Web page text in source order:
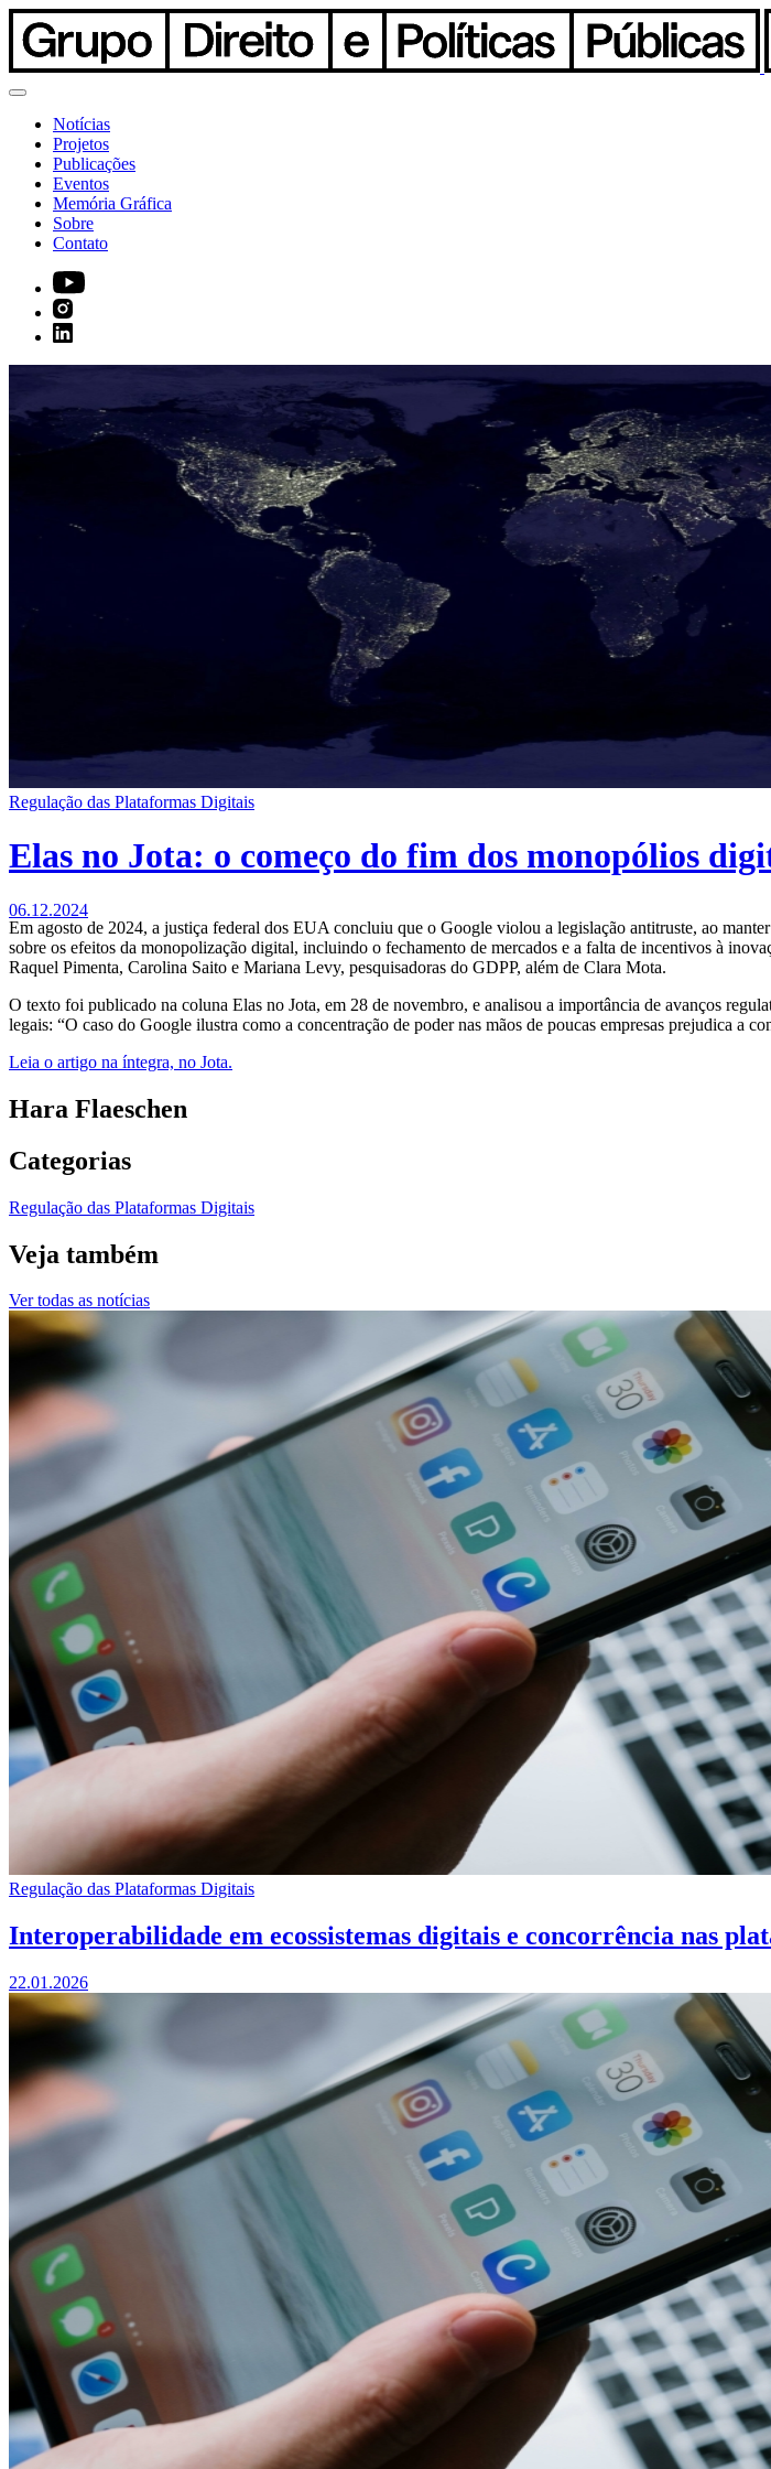
Notícias
Projetos
Publicações
Eventos
Memória Gráfica
Sobre
Contato
Regulação das Plataformas Digitais
Elas no Jota: o começo do fim dos monopólios
06.12.2024
Em agosto de 2024, a justiça federal dos EUA concluiu que o Google violou a legislação antitruste, ao
sobre os efeitos da monopolização digital, incluindo o fechamento de mercados e a falta de incentivos à
Raquel Pimenta, Carolina Saito e Mariana Levy, pesquisadoras do GDPP, além de Clara Mota.
O texto foi publicado na coluna Elas no Jota, em 28 de novembro, e analisou a importância de avanços
legais: “O caso do Google ilustra como a concentração de poder nas mãos de poucas empresas prejudica a
Leia o artigo na íntegra, no Jota.
Hara Flaeschen
Categorias
Regulação das Plataformas Digitais
Veja também
Ver todas as notícias
Regulação das Plataformas Digitais
Interoperabilidade em ecossistemas digitais e concorrência nas
22.01.2026